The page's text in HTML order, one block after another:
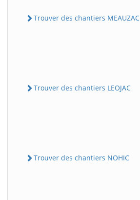
Trouver des chantiers MEAUZAC
Trouver des chantiers LEOJAC
Trouver des chantiers NOHIC